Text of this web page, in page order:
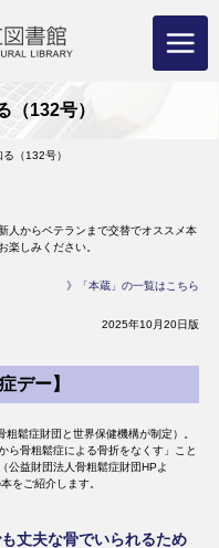
（132号）
（132号）
人からベテランまで交替でオススメ本
楽しみください。
》「本蔵」の一覧はこちら
2025年10月20日版
デー】
鬆症財団と世界保健機構が制定）。
ら骨粗鬆症による骨折をなくす」こと
公益財団法人骨粗鬆症財団HPよ
をご紹介します。
丈夫な骨でいられるため